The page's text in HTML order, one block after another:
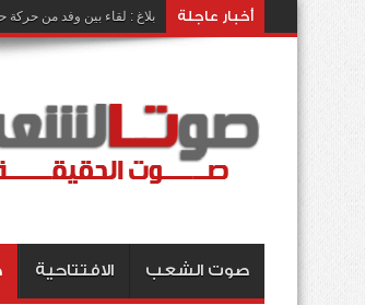
أخبار عاجلة بلاغ : لقاء بين وفد من
صوت الشعب الافتتاحية